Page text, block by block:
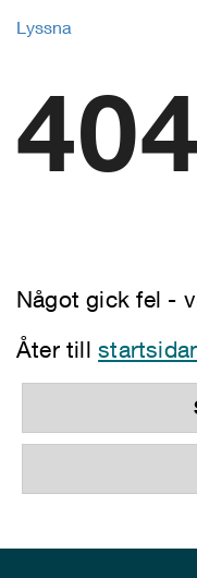
Lyssna
404
Något gick fel -
Åter till